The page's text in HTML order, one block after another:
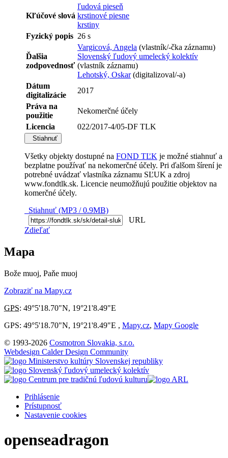
Kľúčové slová
ľudová pieseň
krstinové piesne
krstiny
Fyzický popis 26 s
Ďalšia
zodpovednosť
Vargicová, Angela (vlastník/-čka záznamu)
Slovenský ľudový umelecký kolektív
(vlastník záznamu)
Lehotský, Oskar(digitalizoval/-a)
Dátum
digitalizácie
2017
Práva na
použitie
Nekomerčné účely
Licencia
022/2017-4/05-DF TLK
Stiahnuť
Všetky objekty dostupné na FOND TĽK je možné stiahnuť a
bezplatne používať na nekomerčné účely. Pri ďalšom šírení je
potrebné uvádzať vlastníka záznamu SĽUK a zdroj
www.fondtlk.sk. Licencie neumožňujú použitie objektov na
komerčné účely.
Stiahnuť (MP3 / 0.9MB)
URL
Zdieľať
Mapa
Bože muoj, Paňe muoj
Zobraziť na Mapy.cz
GPS: 49°5'18.70"N, 19°21'8.49"E
GPS: 49°5'18.70"N, 19°21'8.49"E , Mapy.cz, Mapy Google
© 1993-2026 Cosmotron Slovakia, s.r.o.
Webdesign Calder Design Community
Prihlásenie
Prístupnosť
Nastavenie cookies
openseadragon